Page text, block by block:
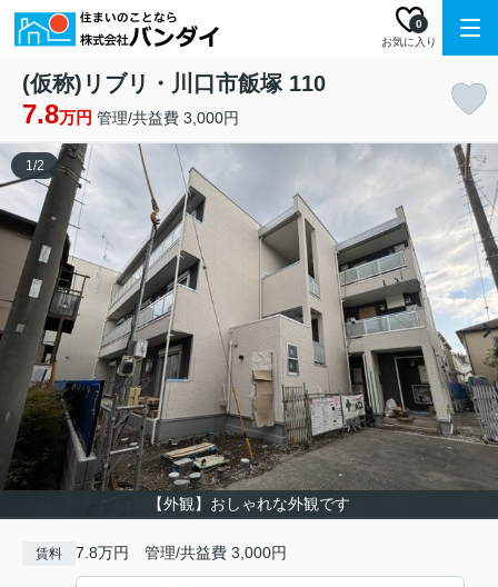
お気に入り
0
(仮称)リブリ・川口市飯塚 110
7.8万円 管理/共益費 3,000円
【外観】おしゃれな外観です
1/2
賃料 7.8万円 管理/共益費 3,000円